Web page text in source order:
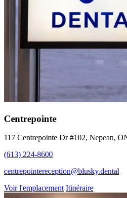
Centrepointe
117 Centrepointe Dr #102, Nepean,
(613) 224-8600
centrepointereception@blusky.dental
Voir l'emplacement Itinéraire